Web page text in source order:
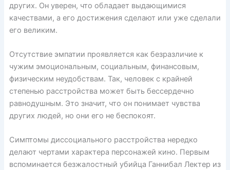
других. Он уверен, что обладает выдающимися
качествами, а его достижения сделают или уже сделали
его великим.
Отсутствие эмпатии проявляется как безразличие к
чужим эмоциональным, социальным, финансовым,
физическим неудобствам. Так, человек с крайней
степенью расстройства может быть бессердечно
равнодушным. Это значит, что он понимает чувства
других людей, но они его не беспокоят.
Симптомы диссоциального расстройства нередко
делают чертами характера персонажей кино. Первым
вспоминается безжалостный убийца Ганнибал Лектер из